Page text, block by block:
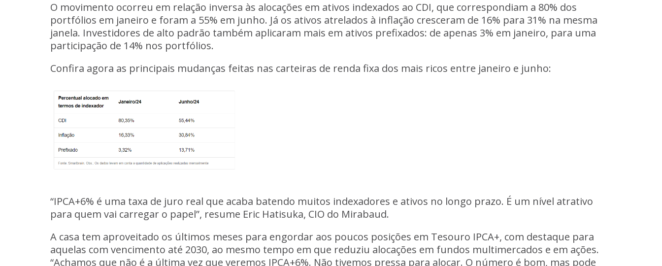
O movimento ocorreu em relação inversa às alocações em ativos indexados ao CDI, que correspondiam a 80% dos
portfólios em janeiro e foram a 55% em junho. Já os ativos atrelados à inflação cresceram de 16% para 31% na mesma
janela. Investidores de alto padrão também aplicaram mais em ativos prefixados: de apenas 3% em janeiro, para uma
participação de 14% nos portfólios.
Confira agora as principais mudanças feitas nas carteiras de renda fixa dos mais ricos entre janeiro e junho:
“IPCA+6% é uma taxa de juro real que acaba batendo muitos indexadores e ativos no longo prazo. É um nível atrativo
para quem vai carregar o papel”, resume Eric Hatisuka, CIO do Mirabaud.
A casa tem aproveitado os últimos meses para engordar aos poucos posições em Tesouro IPCA+, com destaque para
aquelas com vencimento até 2030, ao mesmo tempo em que reduziu alocações em fundos multimercados e em ações.
“Achamos que não é a última vez que veremos IPCA+6%. Não tivemos pressa para alocar. O número é bom, mas pode